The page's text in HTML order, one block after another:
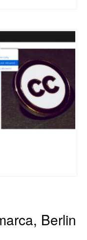
Berlin